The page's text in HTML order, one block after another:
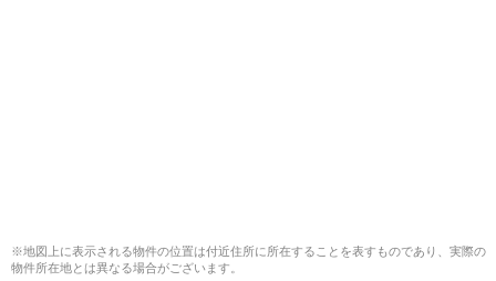
※地図上に表示される物件の位置は付近住所に所在することを表すものであり、実際の
物件所在地とは異なる場合がございます。